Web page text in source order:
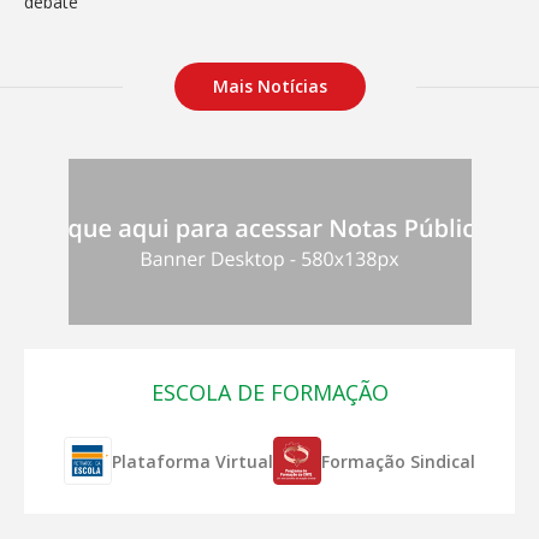
Mais Notícias
ESCOLA DE FORMAÇÃO
Plataforma Virtual Formação Sindical